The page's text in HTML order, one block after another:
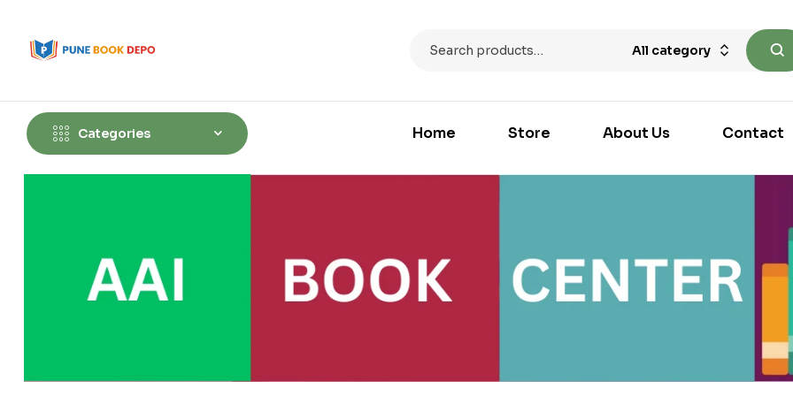
All category
Categories Home Store About Us Contact